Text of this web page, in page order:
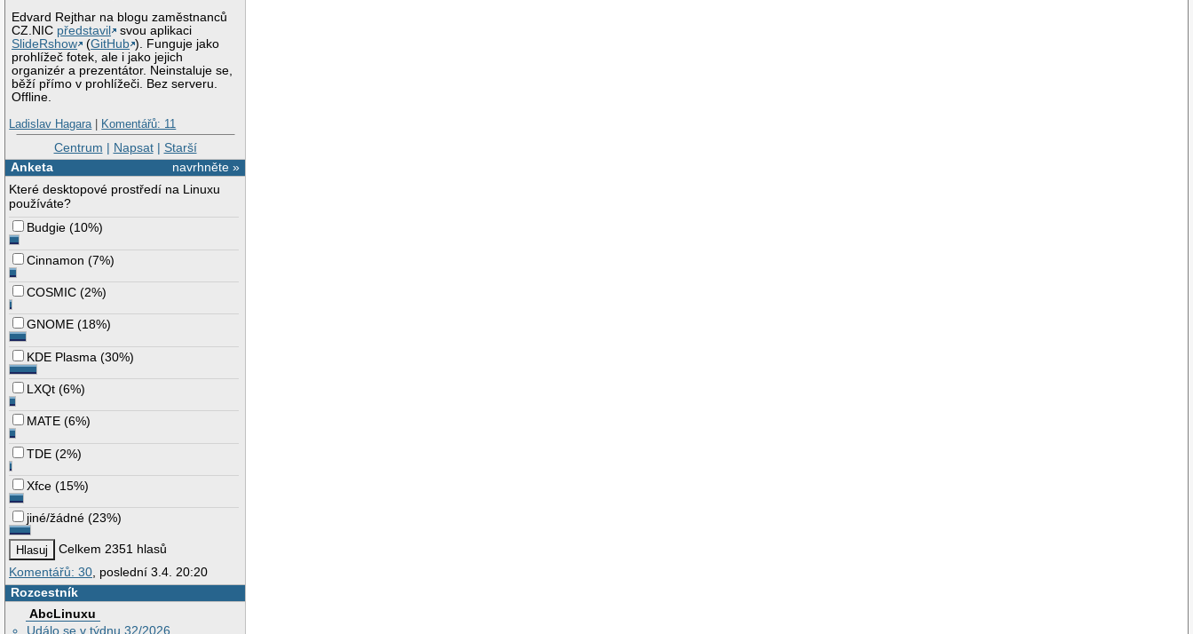
Edvard Rejthar na blogu zaměstnanců
CZ.NIC představil
svou aplikaci
SlideRshow
(GitHub ). Funguje jako
prohlížeč fotek, ale i jako jejich
organizér a prezentátor. Neinstaluje se,
běží přímo v prohlížeči. Bez serveru.
Offline.
Ladislav Hagara| Komentářů: 11
Centrum | Napsat| Starší
navrhněte »
Anketa
Které desktopové prostředí na Linuxu
používáte?
Budgie (10%)
Cinnamon (7%)
COSMIC (2%)
GNOME (18%)
KDE Plasma (30%)
LXQt (6%)
MATE (6%)
TDE (2%)
Xfce (15%)
jiné/žádné (23%)
Celkem 2351 hlasů
Komentářů: 30 , poslední 3.4. 20:20
Rozcestník
AbcLinuxu
Událo se v týdnu 32/2026